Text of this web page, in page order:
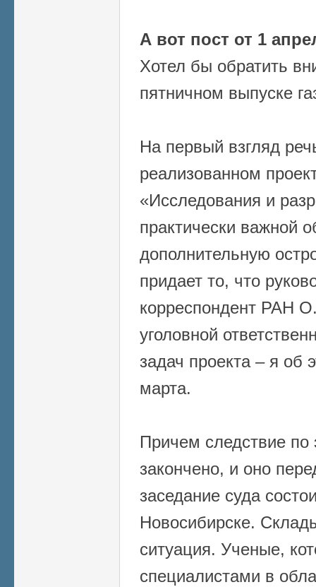
А вот пост от 1
Хотел бы обратить
пятничном выпуске
На первый взгляд
реализованном
«Исследования и
практически важной
дополнительную
придает то, что
корреспондент РАН
уголовной
задач проекта – я об
марта.
Причем следствие по
закончено, и оно
заседание суда
Новосибирске.
ситуация. Ученые,
специалистами в